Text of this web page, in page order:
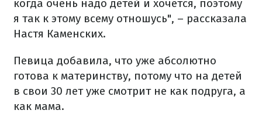
когда очень надо детей и хочется, поэтому
я так к этому всему отношусь", – рассказала
Настя Каменских.
Певица добавила, что уже абсолютно
готова к материнству, потому что на детей
в свои 30 лет уже смотрит не как подруга, а
как мама.